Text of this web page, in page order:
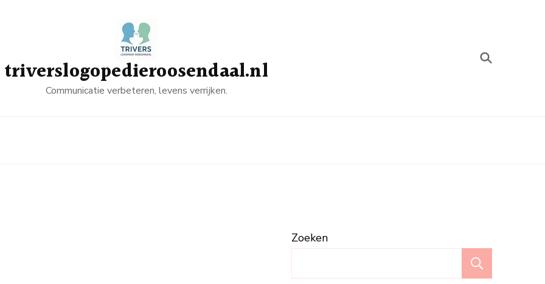
triverslogopedieroosendaal.nl
Communicatie verbeteren, levens verrijken.
Zoeken